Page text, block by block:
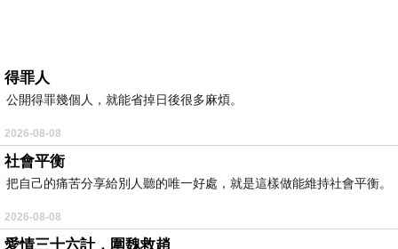
得罪人
公開得罪幾個人，就能省掉日後很多麻煩。
2026-08-08
社會平衡
把自己的痛苦分享給別人聽的唯一好處，就是這樣做能維持社會平衡。
2026-08-08
愛情三十六計，圍魏救趙